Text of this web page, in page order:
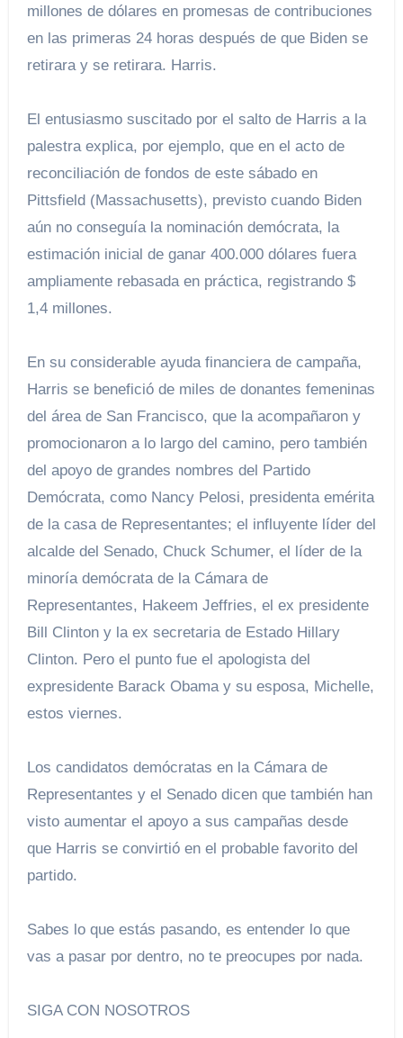
millones de dólares en promesas de contribuciones
en las primeras 24 horas después de que Biden se
retirara y se retirara. Harris.
El entusiasmo suscitado por el salto de Harris a la
palestra explica, por ejemplo, que en el acto de
reconciliación de fondos de este sábado en
Pittsfield (Massachusetts), previsto cuando Biden
aún no conseguía la nominación demócrata, la
estimación inicial de ganar 400.000 dólares fuera
ampliamente rebasada en práctica, registrando $
1,4 millones.
En su considerable ayuda financiera de campaña,
Harris se benefició de miles de donantes femeninas
del área de San Francisco, que la acompañaron y
promocionaron a lo largo del camino, pero también
del apoyo de grandes nombres del Partido
Demócrata, como Nancy Pelosi, presidenta emérita
de la casa de Representantes; el influyente líder del
alcalde del Senado, Chuck Schumer, el líder de la
minoría demócrata de la Cámara de
Representantes, Hakeem Jeffries, el ex presidente
Bill Clinton y la ex secretaria de Estado Hillary
Clinton. Pero el punto fue el apologista del
expresidente Barack Obama y su esposa, Michelle,
estos viernes.
Los candidatos demócratas en la Cámara de
Representantes y el Senado dicen que también han
visto aumentar el apoyo a sus campañas desde
que Harris se convirtió en el probable favorito del
partido.
Sabes lo que estás pasando, es entender lo que
vas a pasar por dentro, no te preocupes por nada.
SIGA CON NOSOTROS